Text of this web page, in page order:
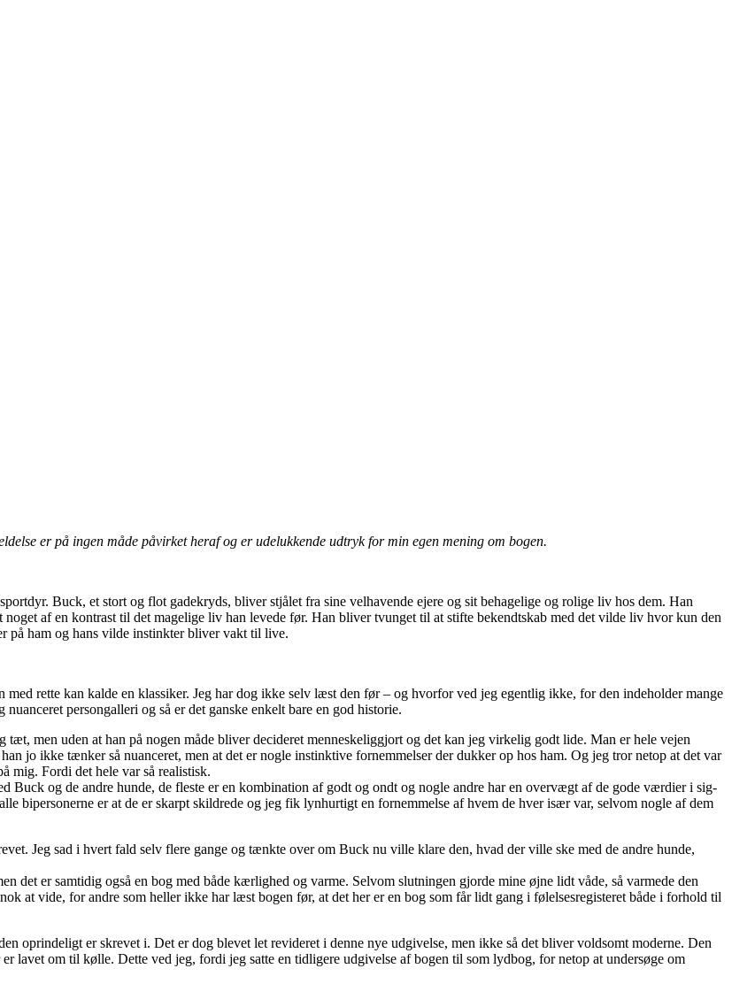
er på ingen måde påvirket heraf og er udelukkende udtryk for min egen mening om bogen.
Buck, et stort og flot gadekryds, bliver stjålet fra sine velhavende ejere og sit behagelige og rolige liv hos dem. Han
af en kontrast til det magelige liv han levede før. Han bliver tvunget til at stifte bekendtskab med det vilde liv hvor kun den
på ham og hans vilde instinkter bliver vakt til live.
med rette kan kalde en klassiker. Jeg har dog ikke selv læst den før – og hvorfor ved jeg egentlig ikke, for den indeholder mange
persongalleri og så er det ganske enkelt bare en god historie.
men uden at han på nogen måde bliver decideret menneskeliggjort og det kan jeg virkelig godt lide. Man er hele vejen
jo ikke tænker så nuanceret, men at det er nogle instinktive fornemmelser der dukker op hos ham. Og jeg tror netop at det var
mig. Fordi det hele var så realistisk.
Buck og de andre hunde, de fleste er en kombination af godt og ondt og nogle andre har en overvægt af de gode værdier i sig-
bipersonerne er at de er skarpt skildrede og jeg fik lynhurtigt en fornemmelse af hvem de hver især var, selvom nogle af dem
Jeg sad i hvert fald selv flere gange og tænkte over om Buck nu ville klare den, hvad der ville ske med de andre hunde,
det er samtidig også en bog med både kærlighed og varme. Selvom slutningen gjorde mine øjne lidt våde, så varmede den
at vide, for andre som heller ikke har læst bogen før, at det her er en bog som får lidt gang i følelsesregisteret både i forhold til
oprindeligt er skrevet i. Det er dog blevet let revideret i denne nye udgivelse, men ikke så det bliver voldsomt moderne. Den
lavet om til kølle. Dette ved jeg, fordi jeg satte en tidligere udgivelse af bogen til som lydbog, for netop at undersøge om